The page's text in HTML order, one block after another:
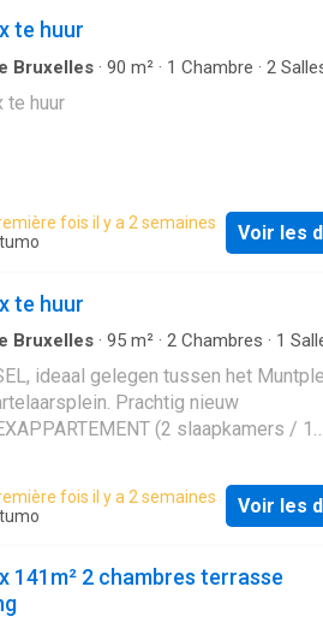
metro op 5 min talrijke buslijnen
ligt om de hoek. Meerdere
€ 125/maand
15/fiets/maand
te huur
Bruxelles · 90 m² · 1 Chambre · 2
te huur
fois il y a 2 semaines
Voir les
te huur
Bruxelles · 95 m² · 2 Chambres · 1
ideaal gelegen tussen het
Prachtig nieuw
(2 slaapkamers / 1
op de 3de verdieping van een
bestaat het uit een inkomhal met
Op de bovenverdieping
(± 14 m² en ± 10 m²), een
fois il y a 2 semaines
Voir les
141m² 2 chambres terrasse